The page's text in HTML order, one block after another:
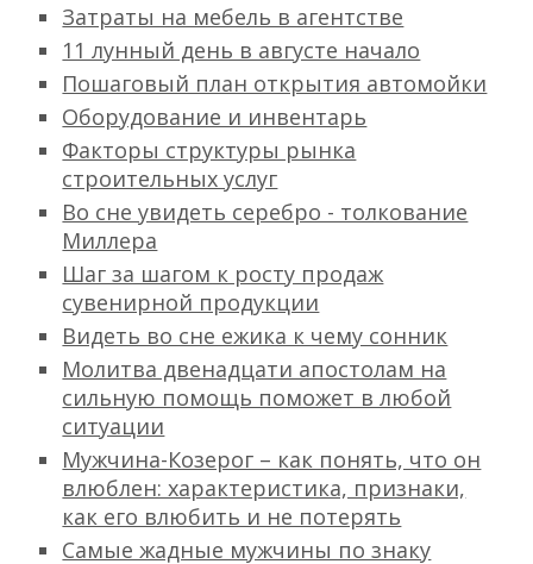
Затраты на мебель в агентстве
11 лунный день в августе начало
Пошаговый план открытия автомойки
Оборудование и инвентарь
Факторы структуры рынка
строительных услуг
Во сне увидеть серебро - толкование
Миллера
Шаг за шагом к росту продаж
сувенирной продукции
Видеть во сне ежика к чему сонник
Молитва двенадцати апостолам на
сильную помощь поможет в любой
ситуации
Мужчина-Козерог – как понять, что он
влюблен: характеристика, признаки,
как его влюбить и не потерять
Самые жадные мужчины по знаку